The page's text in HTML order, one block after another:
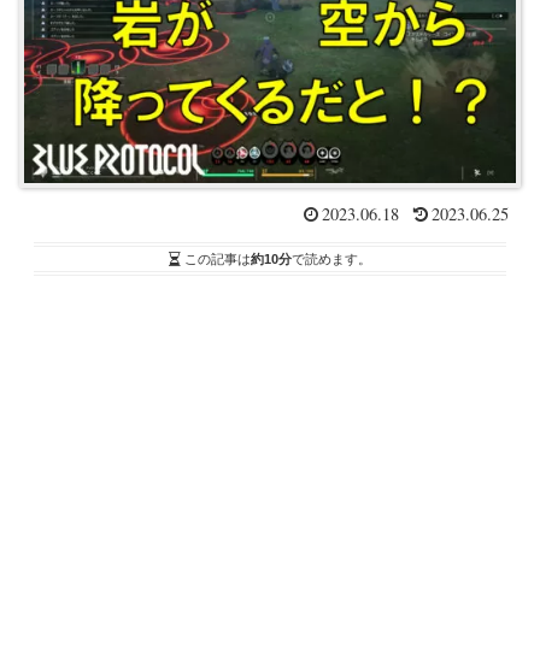
2023.06.18 2023.06.25
この記事は約10分で読めます。